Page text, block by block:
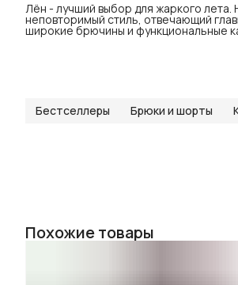
Лён - лучший выбор для жаркого
неповторимый стиль, отвечающий
широкие брючины и функциональные
Бестселлеры Брюки и шорты
Похожие товары